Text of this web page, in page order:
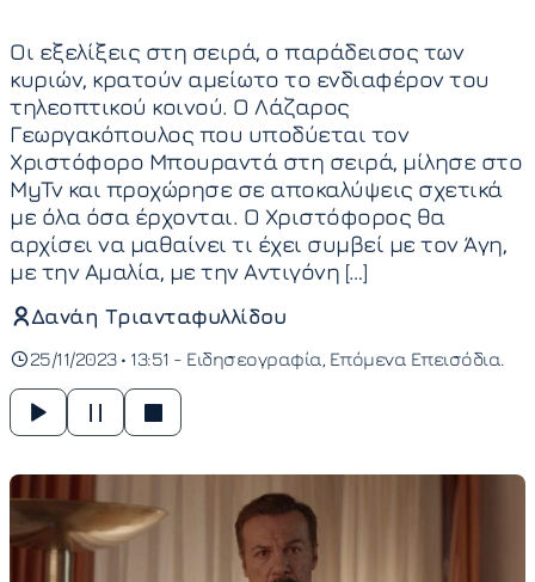
Οι εξελίξεις στη σειρά, ο παράδεισος των
κυριών, κρατούν αμείωτο το ενδιαφέρον του
τηλεοπτικού κοινού. Ο Λάζαρος
Γεωργακόπουλος που υποδύεται τον
Χριστόφορο Μπουραντά στη σειρά, μίλησε στο
MyTv και προχώρησε σε αποκαλύψεις σχετικά
με όλα όσα έρχονται. Ο Χριστόφορος θα
αρχίσει να μαθαίνει τι έχει συμβεί με τον Άγη,
με την Αμαλία, με την Αντιγόνη […]
Δανάη Τριανταφυλλίδου
25/11/2023 • 13:51 - Ειδησεογραφία Επόμενα Επεισόδια